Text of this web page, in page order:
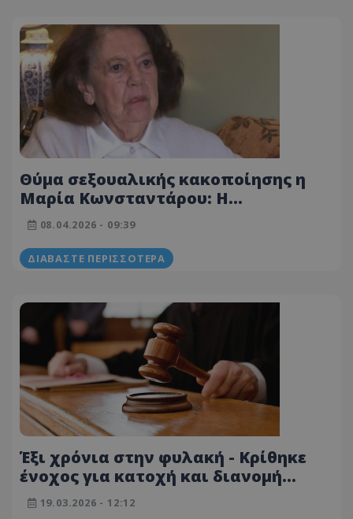
Θύμα σεξουαλικής κακοποίησης η
Μαρία Κωνσταντάρου: Η
συγκλονιστική στιγμή που το
αποκαλύπτει στην κάμερα
08.04.2026 - 09:39
ΔΙΑΒΆΣΤΕ ΠΕΡΙΣΣΌΤΕΡΑ
Έξι χρόνια στην φυλακή - Κρίθηκε
ένοχος για κατοχή και διανομή
υλικού σεξουαλικής κακοποίησης
ανηλίκων
19.03.2026 - 12:12